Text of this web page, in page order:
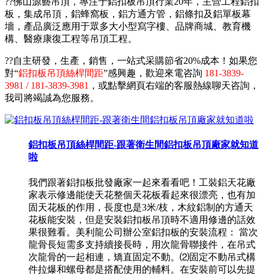
板，集成吊頂，鋁蜂窩板，鋁方通方管，鋁條扣及鋁單板幕
墻，產品廣泛應用于眾多大小型寫字樓、品牌商城、教育機
構、醫療康復工程等吊頂工程。
??自主研發，生產，銷售，一站式采購節省20%成本！如果您
對“鋁扣板吊頂絲桿間距”感興趣，歡迎來電咨詢 181-3839-
3981 / 181-3839-3981 ，或點擊網頁右端的客服熱線聊天咨詢，
我司將竭誠為您服務。
鋁扣板吊頂絲桿間距-跟著衛生間鋁扣板吊頂廠家就知道
啦
我們跟著鋁扣板批發廠家一起來看看吧！工裝鋁天花廠
家表示修邊能使天花整個天花板看起來很漂亮，也有加
固天花板的作用，長度也是3米/枝，木紋鋁制的方通天
花板能安裝，但是安裝鋁扣板吊頂時不適用修邊的話效
果很難看。美利龍公司辦公室鋁扣板的安裝流程： 當次
龍骨長短需多支持續接長時，用次龍骨聯接件，在吊式
次龍骨的一起相連，矯直固定不動。⑵固定不動吊式構
件拉爆和螺母都是搭配使用的輔料。在安裝前可以先提